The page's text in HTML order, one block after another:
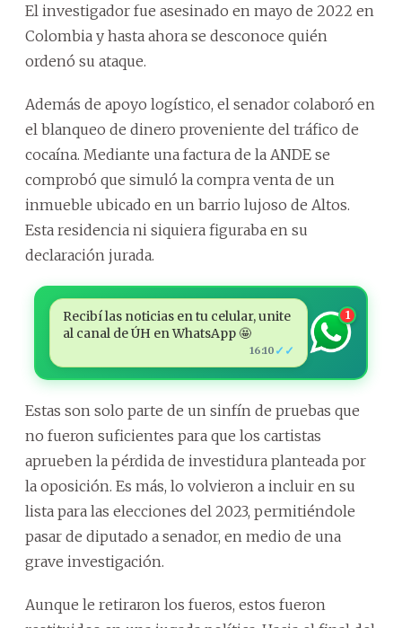
El investigador fue asesinado en mayo de 2022 en
Colombia y hasta ahora se desconoce quién
ordenó su ataque.
Además de apoyo logístico, el senador colaboró en
el blanqueo de dinero proveniente del tráfico de
cocaína. Mediante una factura de la ANDE se
comprobó que simuló la compra venta de un
inmueble ubicado en un barrio lujoso de Altos.
Esta residencia ni siquiera figuraba en su
declaración jurada.
Recibí las noticias en tu celular, unite
al canal de ÚH en WhatsApp 🤩
16:10 ✓✓
1
Estas son solo parte de un sinfín de pruebas que
no fueron suficientes para que los cartistas
aprueben la pérdida de investidura planteada por
la oposición. Es más, lo volvieron a incluir en su
lista para las elecciones del 2023, permitiéndole
pasar de diputado a senador, en medio de una
grave investigación.
Aunque le retiraron los fueros, estos fueron